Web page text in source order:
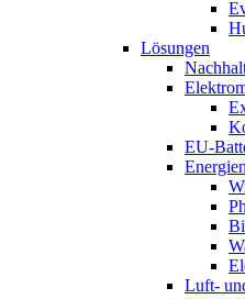
Lösungen
EU-
Luft-